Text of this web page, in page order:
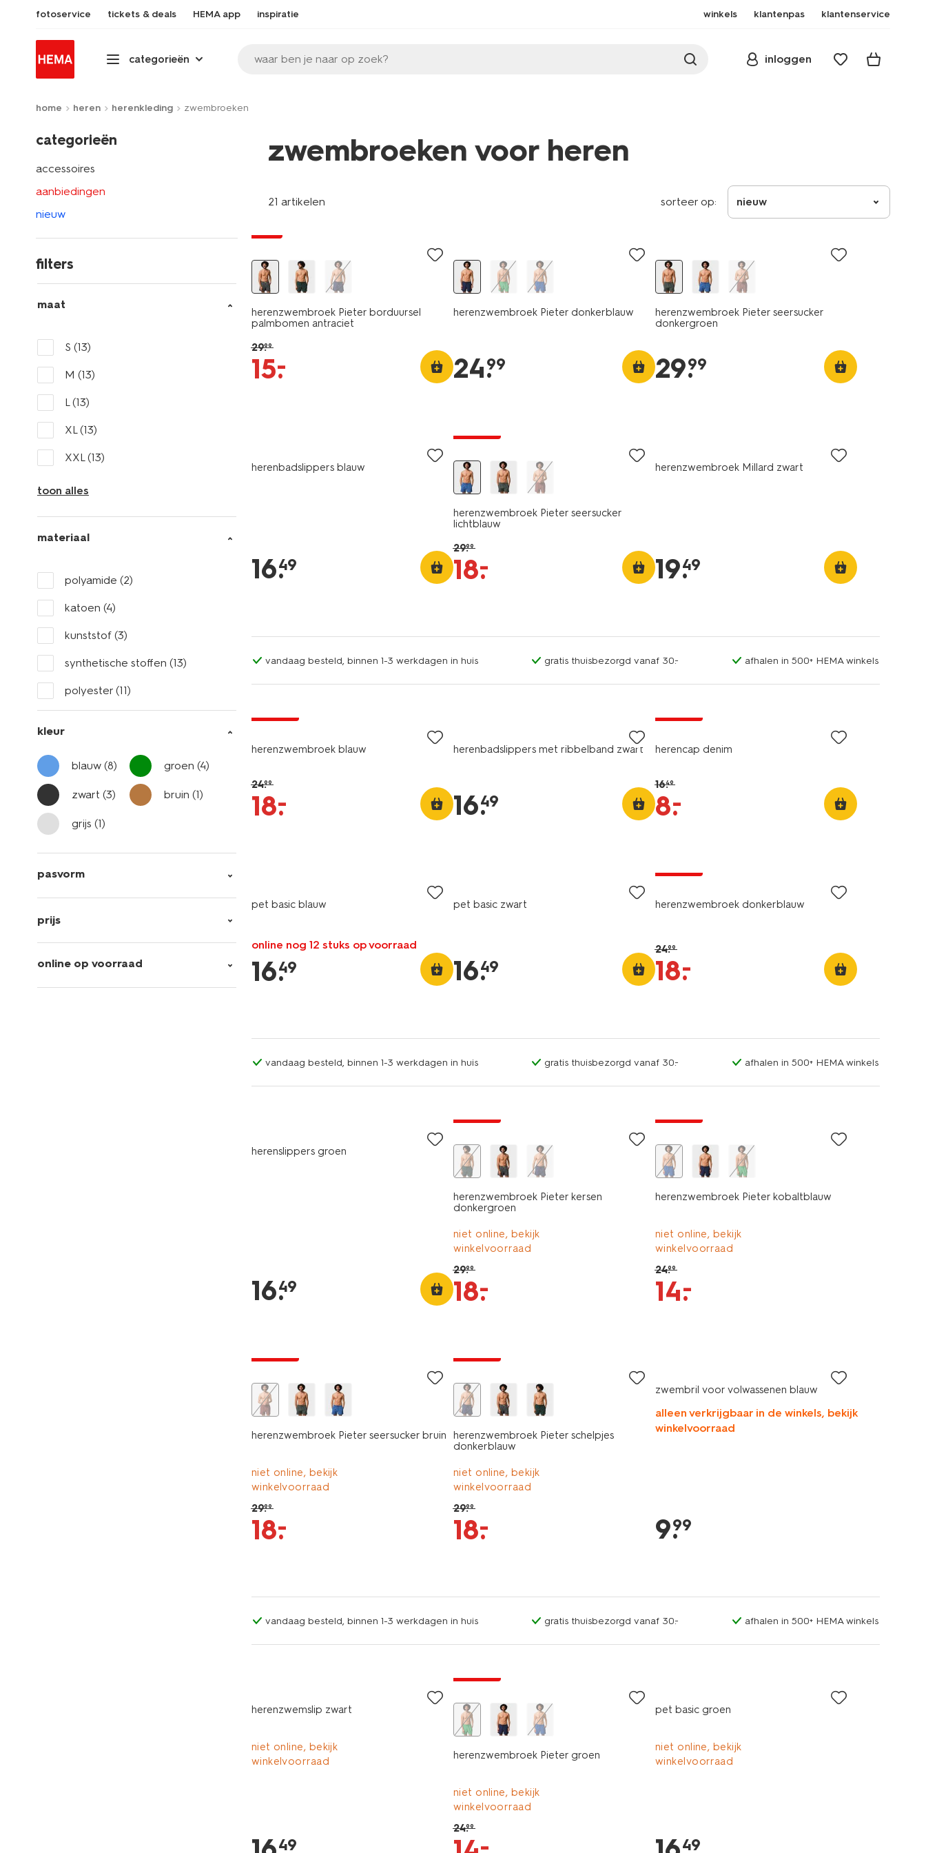
fotoservice tickets & deals HEMA app inspiratie winkels klantenpas klantenservice
categorieën waar ben je naar op zoek? inloggen
home heren herenkleding zwembroeken
categorieën
accessoires
aanbiedingen
nieuw
filters
maat
S (13)
M (13)
L(13)
XL(13)
XXL(13)
toon alles
materiaal
polyamide (2)
katoen (4)
kunststof (3)
synthetische stoffen (13)
polyester (11)
kleur
blauw (8) groen(4)
zwart (3) bruin(1)
grijs (1)
pasvorm
prijs
online op voorraad
zwembroeken voor heren
21 artikelen sorteer op: nieuw
herenzwembroek Pieter borduursel
palmbomen antraciet
29.99
15.
–
herenzwembroek Pieter donkerblauw
24.
99
herenzwembroek Pieter seersucker
donkergroen
29.
99
herenbadslippers blauw
16.
49
herenzwembroek Pieter seersucker
lichtblauw
29.99
18.
–
herenzwembroek Millard zwart
19.
49
vandaag besteld, binnen 1-3 werkdagen in huis gratis thuisbezorgd vanaf 30.- afhalen in 500+ HEMA winkels
herenzwembroek blauw
24.99
18.
–
herenbadslippers met ribbelband zwart
16.
49
herencap denim
16.49
8.
–
pet basic blauw
online nog 12 stuks op voorraad
16.
49
pet basic zwart
16.
49
herenzwembroek donkerblauw
24.99
18.
–
vandaag besteld, binnen 1-3 werkdagen in huis gratis thuisbezorgd vanaf 30.- afhalen in 500+ HEMA winkels
herenslippers groen
16.
49
herenzwembroek Pieter kersen
donkergroen
niet online, bekijk
winkelvoorraad
29.99
18.
–
herenzwembroek Pieter kobaltblauw
niet online, bekijk
winkelvoorraad
24.99
14.
–
herenzwembroek Pieter seersucker bruin
niet online, bekijk
winkelvoorraad
29.99
18.
–
herenzwembroek Pieter schelpjes
donkerblauw
niet online, bekijk
winkelvoorraad
29.99
18.
–
zwembril voor volwassenen blauw
alleen verkrijgbaar in de winkels, bekijk
winkelvoorraad
9.
99
vandaag besteld, binnen 1-3 werkdagen in huis gratis thuisbezorgd vanaf 30.- afhalen in 500+ HEMA winkels
herenzwemslip zwart
niet online, bekijk
winkelvoorraad
49
herenzwembroek Pieter groen
niet online, bekijk
winkelvoorraad
24.99
–
pet basic groen
niet online, bekijk
winkelvoorraad
49